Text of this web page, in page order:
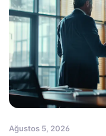
Ağustos 5, 2026